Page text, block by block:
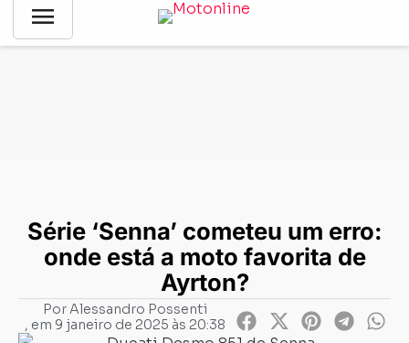
menu
Notícias -Série ‘Senna’ cometeu um erro: onde
Série ‘Senna’ cometeu um erro:
onde está a moto favorita de
Ayrton?
PorAlessandro Possenti
, em 9 janeiro de 2025 às 20:38